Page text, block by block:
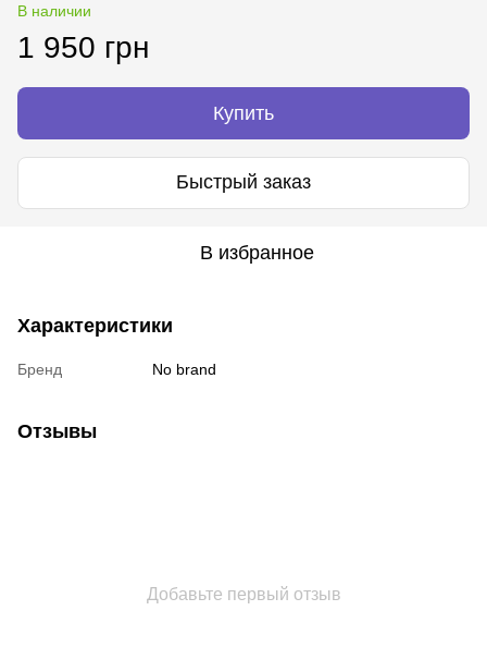
В наличии
1 950 грн
Купить
Быстрый заказ
В избранное
Характеристики
Бренд No brand
Отзывы
Добавьте первый отзыв